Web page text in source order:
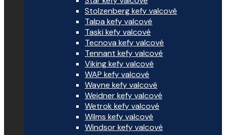
Stolzenberg kefy valcové
Talpa kefy valcové
Taski kefy valcové
Tecnova kefy valcové
Tennant kefy valcové
Viking kefy valcové
WAP kefy valcové
Wayne kefy valcové
Weidner kefy valcové
Wetrok kefy valcové
Wilms kefy valcové
Windsor kefy valcové